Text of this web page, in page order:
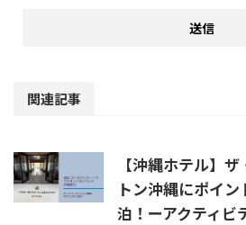
関連記事
【沖縄ホテル】
トン沖縄にポイ
泊！ーアクティビ